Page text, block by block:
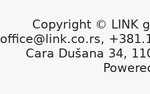
Copyright © LINK
office@link.co.rs,
Cara Dušana 34,